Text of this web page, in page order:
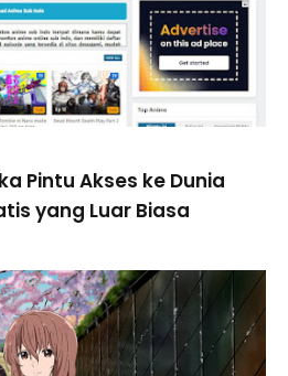
Pintu Akses ke Dunia
yang Luar Biasa